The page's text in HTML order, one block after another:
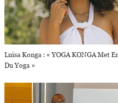
Luisa Konga : « YOGA KONGA Met
Du Yoga »